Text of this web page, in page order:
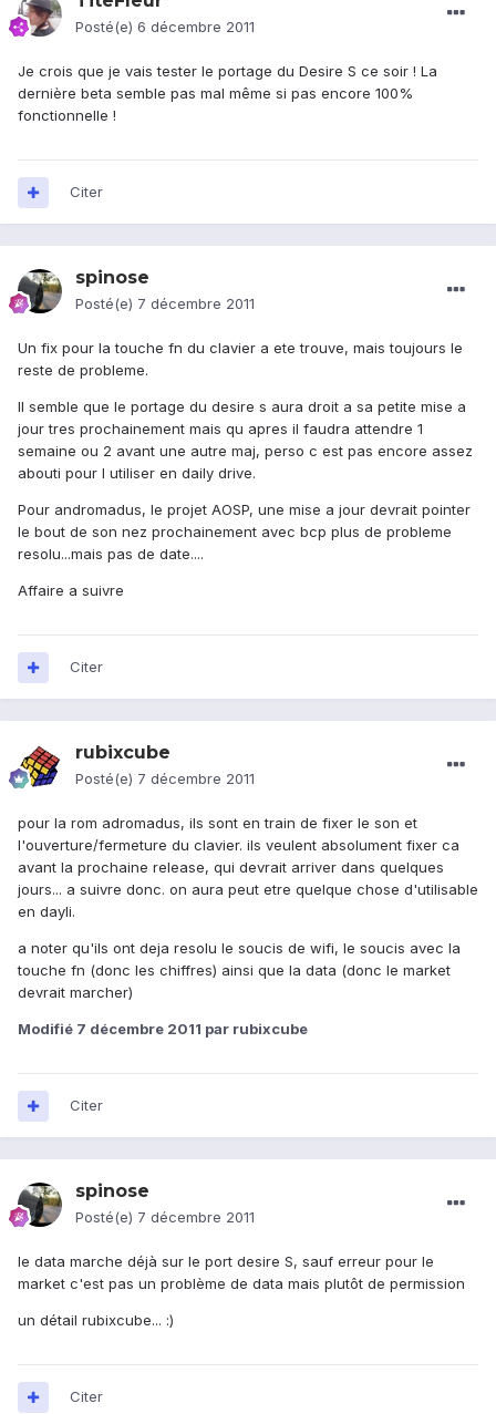
Posté(e) 6 décembre 2011
Je crois que je vais tester le portage du Desire S ce soir ! La
dernière beta semble pas mal même si pas encore 100%
fonctionnelle !
Citer
spinose
Posté(e) 7 décembre 2011
Un fix pour la touche fn du clavier a ete trouve, mais toujours le
reste de probleme.
Il semble que le portage du desire s aura droit a sa petite mise a
jour tres prochainement mais qu apres il faudra attendre 1
semaine ou 2 avant une autre maj, perso c est pas encore assez
abouti pour l utiliser en daily drive.
Pour andromadus, le projet AOSP, une mise a jour devrait pointer
le bout de son nez prochainement avec bcp plus de probleme
resolu...mais pas de date....
Affaire a suivre
Citer
rubixcube
Posté(e) 7 décembre 2011
pour la rom adromadus, ils sont en train de fixer le son et
l'ouverture/fermeture du clavier. ils veulent absolument fixer ca
avant la prochaine release, qui devrait arriver dans quelques
jours... a suivre donc. on aura peut etre quelque chose d'utilisable
en dayli.
a noter qu'ils ont deja resolu le soucis de wifi, le soucis avec la
touche fn (donc les chiffres) ainsi que la data (donc le market
devrait marcher)
Modifié 7 décembre 2011 par rubixcube
Citer
spinose
Posté(e) 7 décembre 2011
le data marche déjà sur le port desire S, sauf erreur pour le
market c'est pas un problème de data mais plutôt de permission
un détail rubixcube... :)
Citer